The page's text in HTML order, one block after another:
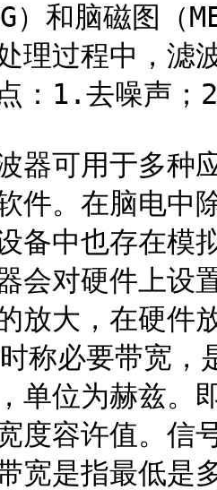
）和脑磁图（
理过程中，滤
：1.去噪声；
器可用于多种
件。在脑电中
备中也存在模
会对硬件上设
放大，在硬件
称必要带宽，
单位为赫兹。
度容许值。信
宽是指最低是